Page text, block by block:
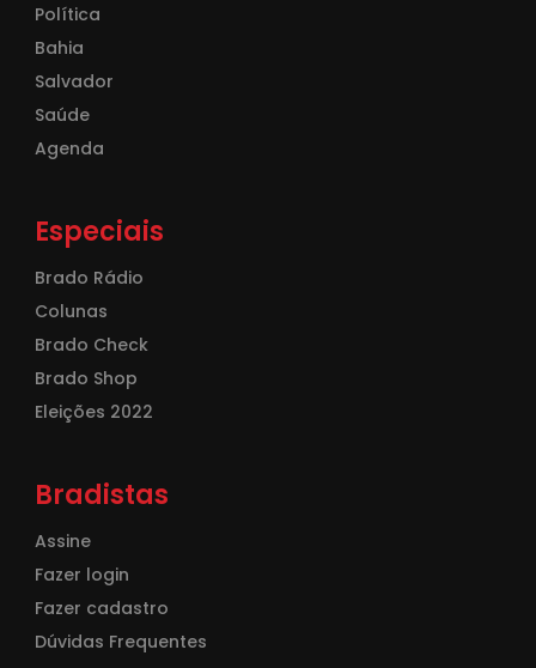
Política
Bahia
Salvador
Saúde
Agenda
Especiais
Brado Rádio
Colunas
Brado Check
Brado Shop
Eleições 2022
Bradistas
Assine
Fazer login
Fazer cadastro
Dúvidas Frequentes